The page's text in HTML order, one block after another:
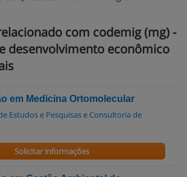
com codemig (mg) -
desenvolvimento econômico
em Medicina Ortomolecular
Estudos e Pesquisas e Consultoria de
Solicitar informações